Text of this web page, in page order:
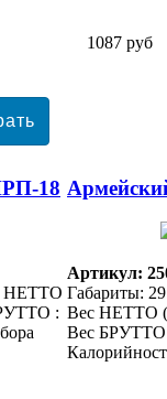
1087 руб
18
НЕТТО
:
Артикул:
Габариты:
Вес НЕТТО
Вес БРУТТО